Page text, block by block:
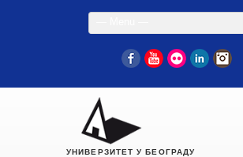
FacebookYouTube
Flickr LinkedIn
УНИВЕРЗИТЕТ У БЕОГРАДУ